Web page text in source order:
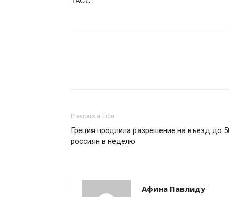
Previous article
Греция продлила разрешение на въезд до
россиян в неделю
Афина Павлиду